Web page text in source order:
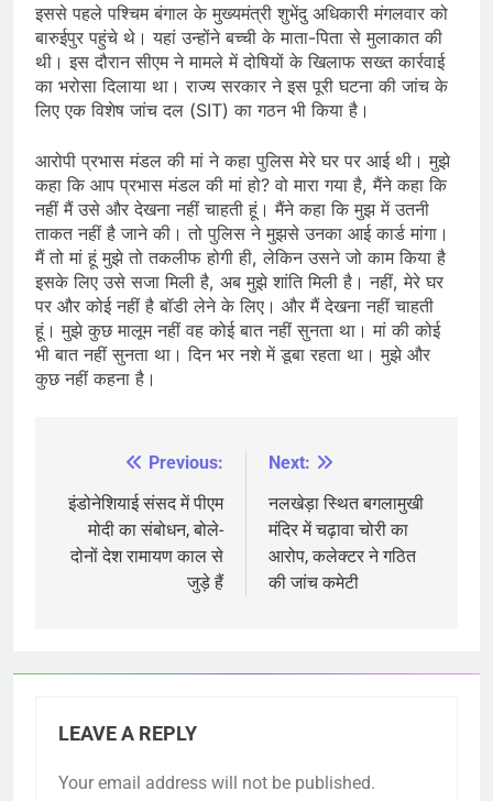
इससे पहले पश्चिम बंगाल के मुख्यमंत्री शुभेंदु अधिकारी मंगलवार को
बारुईपुर पहुंचे थे। यहां उन्होंने बच्ची के माता-पिता से मुलाकात की
थी। इस दौरान सीएम ने मामले में दोषियों के खिलाफ सख्त कार्रवाई
का भरोसा दिलाया था। राज्य सरकार ने इस पूरी घटना की जांच के
लिए एक विशेष जांच दल (SIT) का गठन भी किया है।
आरोपी प्रभास मंडल की मां ने कहा पुलिस मेरे घर पर आई थी। मुझे
कहा कि आप प्रभास मंडल की मां हो? वो मारा गया है, मैंने कहा कि
नहीं मैं उसे और देखना नहीं चाहती हूं। मैंने कहा कि मुझ में उतनी
ताकत नहीं है जाने की। तो पुलिस ने मुझसे उनका आई कार्ड मांगा।
मैं तो मां हूं मुझे तो तकलीफ होगी ही, लेकिन उसने जो काम किया है
इसके लिए उसे सजा मिली है, अब मुझे शांति मिली है। नहीं, मेरे घर
पर और कोई नहीं है बॉडी लेने के लिए। और मैं देखना नहीं चाहती
हूं। मुझे कुछ मालूम नहीं वह कोई बात नहीं सुनता था। मां की कोई
भी बात नहीं सुनता था। दिन भर नशे में डूबा रहता था। मुझे और
कुछ नहीं कहना है।
navigation
Previous:
इंडोनेशियाई संसद में पीएम
मोदी का संबोधन, बोले-
दोनों देश रामायण काल से
जुड़े हैं
Next:
नलखेड़ा स्थित बगलामुखी
मंदिर में चढ़ावा चोरी का
आरोप, कलेक्टर ने गठित
की जांच कमेटी
LEAVE A REPLY
Your email address will not be published.